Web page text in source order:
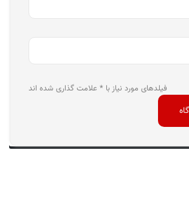
فیلدهای مورد نیاز با * علامت گذاری شده اند